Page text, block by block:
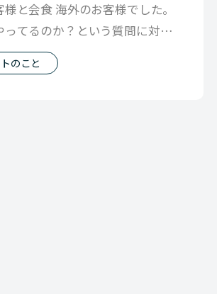
と会食 海外のお客様でした。
ってるのか？という質問に対し
と繋がるんだけど、 音
のこと